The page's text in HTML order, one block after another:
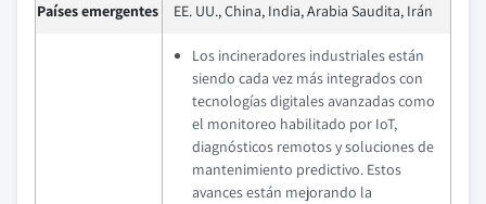
Países emergentes EE. UU., China, India, Arabia Saudita, Irán
Los incineradores industriales están
siendo cada vez más integrados con
tecnologías digitales avanzadas como
el monitoreo habilitado por IoT,
diagnósticos remotos y soluciones de
mantenimiento predictivo. Estos
avances están mejorando la